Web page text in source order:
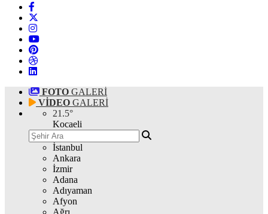
FOTO GALERİ
VİDEO GALERİ
21.5°
Kocaeli
İstanbul
Ankara
İzmir
Adana
Adıyaman
Afyon
Ağrı